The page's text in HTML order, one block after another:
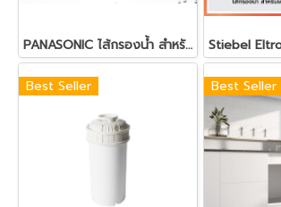
PANASONIC ไส้กรองน้ำ สำหรับเครื่องกรองรุ่น TK-CS10
Best Seller Best Seller